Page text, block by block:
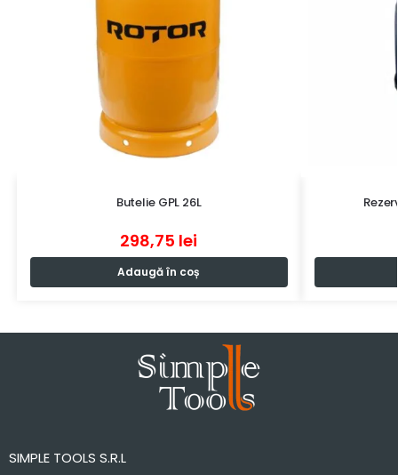
Butelie GPL 26L
298,75 lei
Adaugă în coș
SIMPLE TOOLS S.R.L